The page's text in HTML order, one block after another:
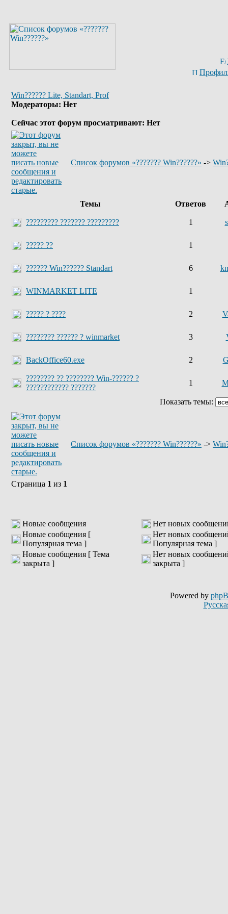
Win?????? Lite, Standart, Prof
Модераторы: Нет
Сейчас этот форум просматривают: Нет
Список форумов «??????? Win??????» ->
Темы Ответов
????????? ??????? ????????? 1
????? ?? 1
?????? Win?????? Standart 6
WINMARKET LITE 1
????? ? ???? 2
???????? ?????? ? winmarket 3
BackOffice60.exe 2
???????? ?? ???????? Win-?????? ?
???????????? ???????
1
Показать темы:
Список форумов «??????? Win??????» ->
Страница 1 из 1
Новые сообщения
Нет новых
Новые сообщения [
Популярная тема ]
Нет новых
Популярная тема ]
Новые сообщения [ Тема
закрыта ]
Нет новых
закрыта ]
Powered by